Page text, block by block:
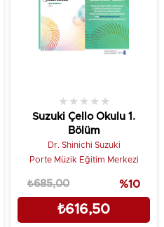
Suzuki Çello Okulu 1.
Bölüm
★ ★ ★ ★ ★
Dr. Shinichi Suzuki
Porte Müzik Eğitim Merkezi
₺616,50
₺685,00 %10